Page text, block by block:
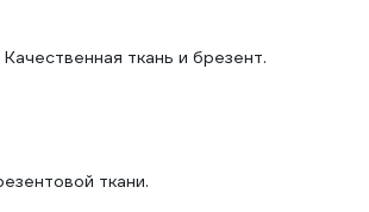
ткань и брезент.
ткани.